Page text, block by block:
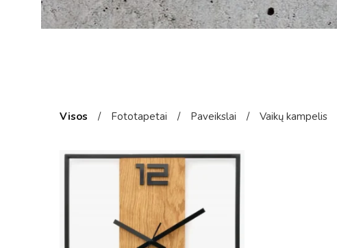
Visos / Fototapetai / Paveikslai / Vaikų kampelis